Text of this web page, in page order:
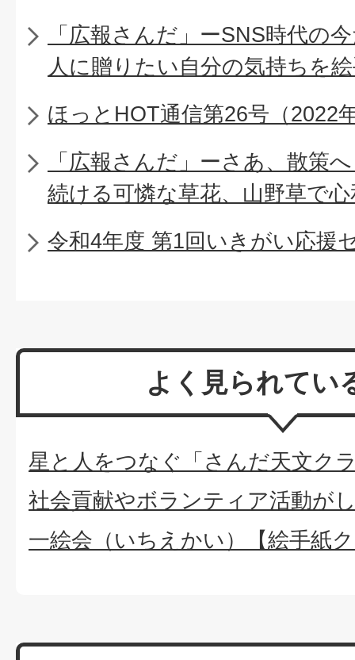
「広報さんだ」ーSNS時代の
人に贈りたい自分の気持ちを
ほっとHOT通信第26号（2022
「広報さんだ」ーさあ、散策
続ける可憐な草花、山野草で
令和4年度 第1回いきがい応援
よく見られてい
星と人をつなぐ「さんだ天文ク
社会貢献やボランティア活動が
一絵会（いちえかい）【絵手紙